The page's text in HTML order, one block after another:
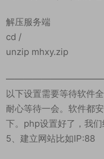
解压服务端
cd /
unzip mhxy.zip
以下设置需要等待软件
耐心等待一会。软件都
下。php设置好了，我们
5、建立网站比如IP:88